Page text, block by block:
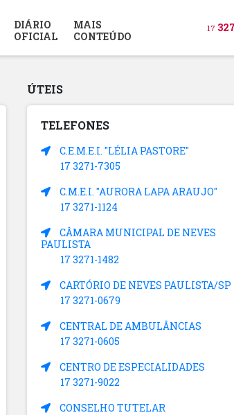
DIÁRIO
OFICIAL
MAIS
CONTEÚDO
17
ÚTEIS
TELEFONES
C.E.M.E.I. "LÉLIA PASTORE"
17 3271-7305
C.M.E.I. "AURORA LAPA ARAUJO"
17 3271-1124
CÂMARA MUNICIPAL DE NEVES
PAULISTA
17 3271-1482
CARTÓRIO DE NEVES PAULISTA/SP
17 3271-0679
CENTRAL DE AMBULÂNCIAS
17 3271-0605
CENTRO DE ESPECIALIDADES
17 3271-9022
CONSELHO TUTELAR